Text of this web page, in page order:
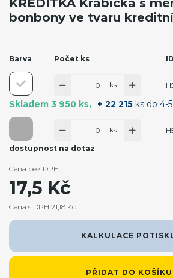
KREDITKA Krabička s
bonbony ve tvaru
Barva Počet ks
Skladem 3 950 ks + 22 215 ks do 4-
ks
dostupnost na dotaz
ks
KALKULACE
PŘIDAT DO KOŠÍKU
Cena bez DPH
17,5 Kč
Cena s DPH 21,18 Kč